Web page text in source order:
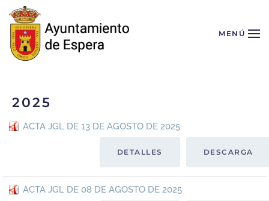
Skip to main content MENÚ
2025
ACTA JGL DE 13 DE AGOSTO DE 2025
DESCARGA
DETALLES
ACTA JGL DE 08 DE AGOSTO DE 2025